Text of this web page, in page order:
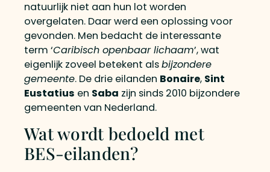
natuurlijk niet aan hun lot worden
overgelaten. Daar werd een oplossing voor
gevonden. Men bedacht de interessante
term ‘Caribisch openbaar lichaam’, wat
eigenlijk zoveel betekent alsbijzondere
gemeente. De drie eilanden Bonaire, Sint
Eustatius en Saba zijn sinds 2010 bijzondere
gemeenten van Nederland.
Wat wordt bedoeld met
BES-eilanden?